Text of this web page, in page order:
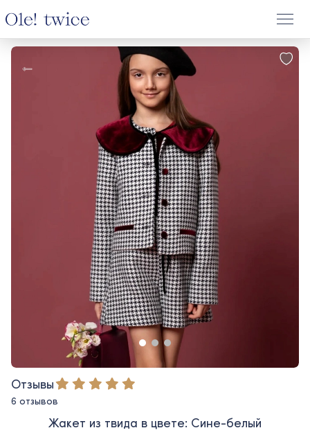
Отзывы
6 отзывов
Жакет из твида в цвете: Сине-белый